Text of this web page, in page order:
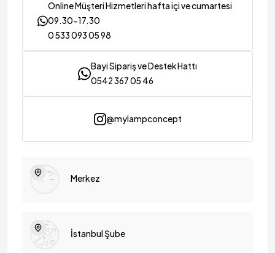
Online Müşteri Hizmetleri hafta içi ve cumartesi
09.30-17.30
0 533 093 05 98
Bayi Sipariş ve Destek Hattı
0542 367 05 46
@mylampconcept
Merkez
İstanbul Şube